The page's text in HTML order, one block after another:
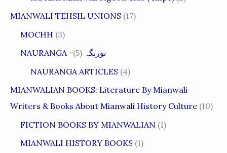
MIANWALI TEHSIL UNIONS (17)
MOCHH (3)
NAURANGA -نورنگہ (5)
NAURANGA ARTICLES (4)
MIANWALIAN BOOKS: Literature By Mianwali
Writers & Books About Mianwali History Culture (10)
FICTION BOOKS BY MIANWALIAN (1)
MIANWALI HISTORY BOOKS (1)